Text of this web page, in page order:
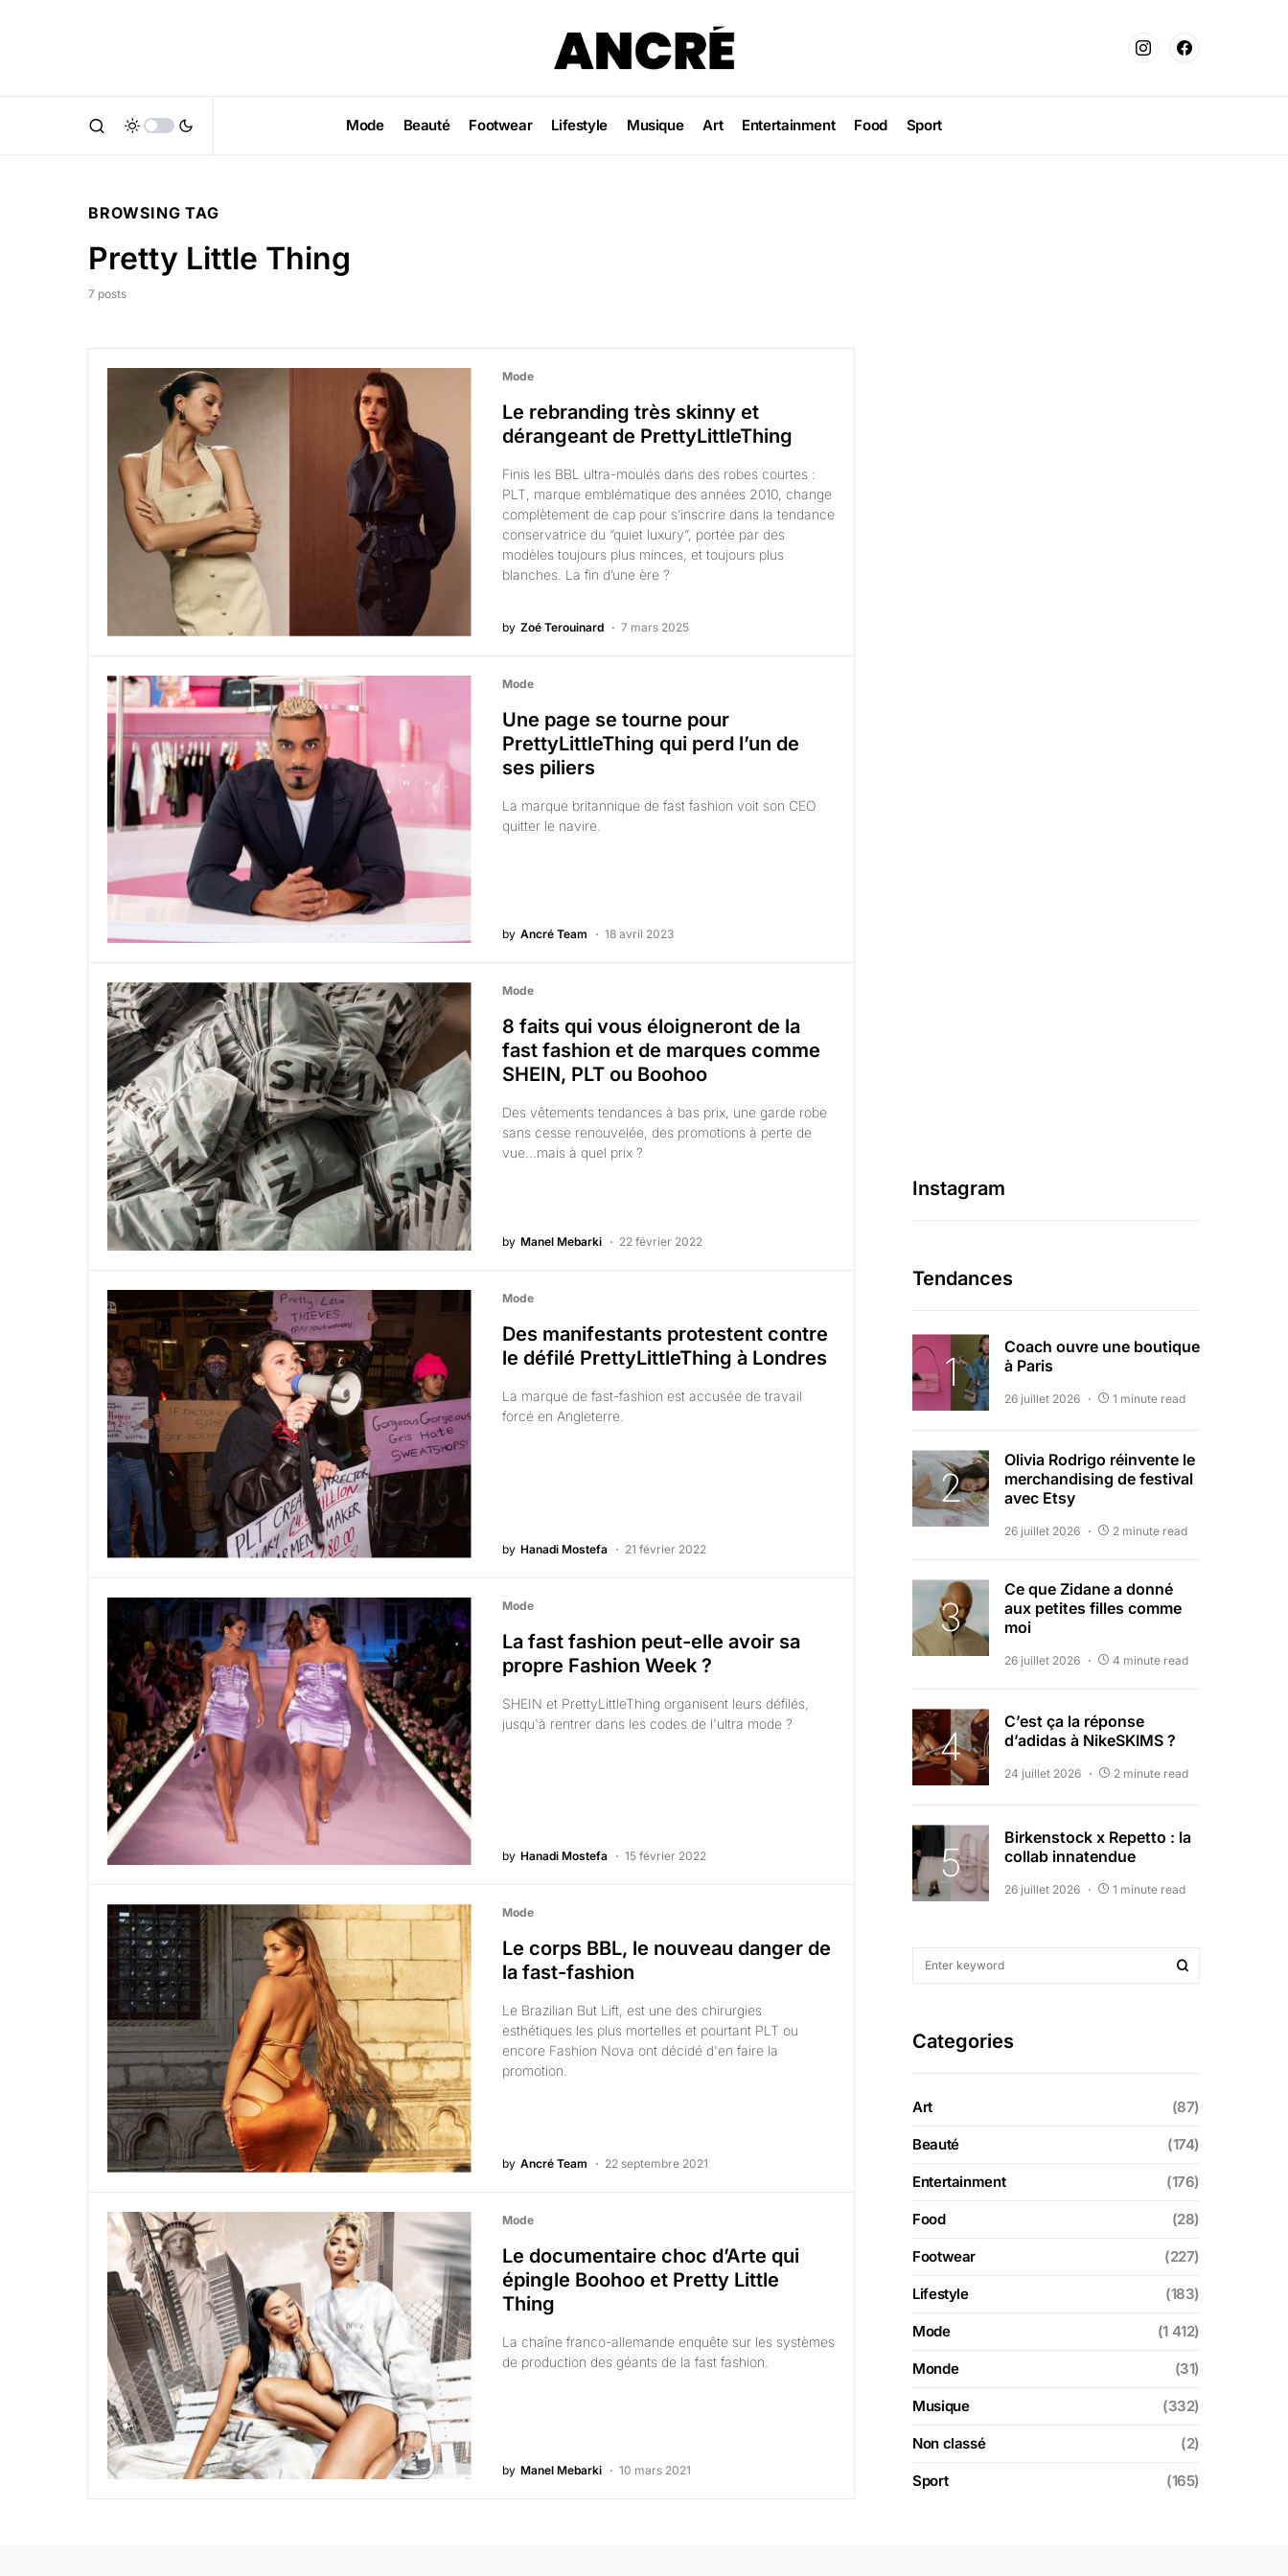
Mode Beauté Footwear Lifestyle Musique Art Entertainment Food Sport
BROWSING TAG
Pretty Little Thing
7 posts
Mode
Le rebranding très skinny et
dérangeant de PrettyLittleThing
Finis les BBL ultra-moulés dans des robes courtes :
PLT, marque emblématique des années 2010, change
complètement de cap pour s’inscrire dans la tendance
conservatrice du “quiet luxury”, portée par des
modèles toujours plus minces, et toujours plus
blanches. La fin d’une ère ?
by Zoé Terouinard 7 mars 2025
Mode
Une page se tourne pour
PrettyLittleThing qui perd l’un de
ses piliers
La marque britannique de fast fashion voit son CEO
quitter le navire.
by Ancré Team 18 avril 2023
Mode
8 faits qui vous éloigneront de la
fast fashion et de marques comme
SHEIN, PLT ou Boohoo
Des vêtements tendances à bas prix, une garde robe
sans cesse renouvelée, des promotions à perte de
vue...mais à quel prix ?
by Manel Mebarki 22 février 2022
Mode
Des manifestants protestent contre
le défilé PrettyLittleThing à Londres
La marque de fast-fashion est accusée de travail
forcé en Angleterre.
by Hanadi Mostefa 21 février 2022
Mode
La fast fashion peut-elle avoir sa
propre Fashion Week ?
SHEIN et PrettyLittleThing organisent leurs défilés,
jusqu'à rentrer dans les codes de l'ultra mode ?
by Hanadi Mostefa 15 février 2022
Mode
Le corps BBL, le nouveau danger de
la fast-fashion
Le Brazilian But Lift, est une des chirurgies
esthétiques les plus mortelles et pourtant PLT ou
encore Fashion Nova ont décidé d'en faire la
promotion.
by Ancré Team 22 septembre 2021
Mode
Le documentaire choc d’Arte qui
épingle Boohoo et Pretty Little
Thing
La chaîne franco-allemande enquête sur les systèmes
de production des géants de la fast fashion.
by Manel Mebarki 10 mars 2021
Instagram
Tendances
Coach ouvre une boutique
à Paris
26 juillet 2026 1 minute read
Olivia Rodrigo réinvente le
merchandising de festival
avec Etsy
26 juillet 2026 2 minute read
Ce que Zidane a donné
aux petites filles comme
moi
26 juillet 2026 4 minute read
C’est ça la réponse
d’adidas à NikeSKIMS ?
24 juillet 2026 2 minute read
Birkenstock x Repetto : la
collab innatendue
26 juillet 2026 1 minute read
Categories
Art (87)
Beauté (174)
Entertainment (176)
Food (28)
Footwear (227)
Lifestyle (183)
Mode (1 412)
Monde (31)
Musique (332)
Non classé (2)
Sport (165)